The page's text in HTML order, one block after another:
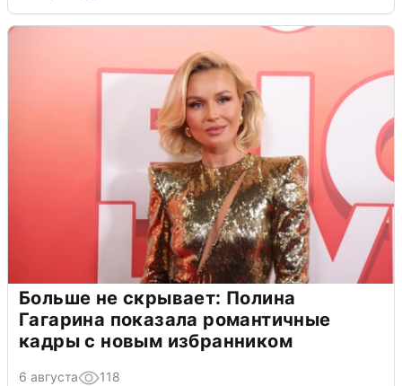
Больше не скрывает: Полина
Гагарина показала романтичные
кадры с новым избранником
6 августа 118